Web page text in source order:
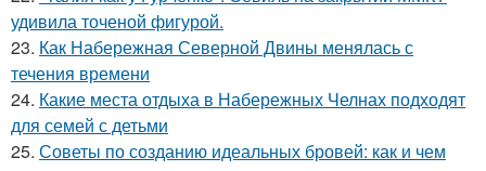
удивила точеной фигурой.
23. Как Набережная Северной Двины менялась с
течения времени
24. Какие места отдыха в Набережных Челнах подходят
для семей с детьми
25. Советы по созданию идеальных бровей: как и чем